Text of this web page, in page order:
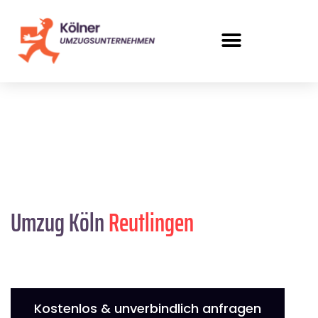
Umzug KölnReutlingen
Kostenlos & unverbindlich anfragen